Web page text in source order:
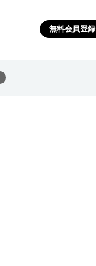
無料会員登録